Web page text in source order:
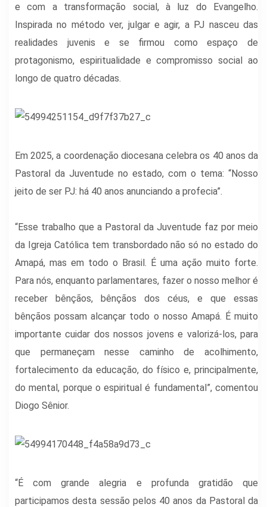
e com a transformação social, à luz do Evangelho.
Inspirada no método ver, julgar e agir, a PJ nasceu das
realidades juvenis e se firmou como espaço de
protagonismo, espiritualidade e compromisso social ao
longo de quatro décadas.
Em 2025, a coordenação diocesana celebra os 40 anos da
Pastoral da Juventude no estado, com o tema: “Nosso
jeito de ser PJ: há 40 anos anunciando a profecia”.
“Esse trabalho que a Pastoral da Juventude faz por meio
da Igreja Católica tem transbordado não só no estado do
Amapá, mas em todo o Brasil. É uma ação muito forte.
Para nós, enquanto parlamentares, fazer o nosso melhor é
receber bênçãos, bênçãos dos céus, e que essas
bênçãos possam alcançar todo o nosso Amapá. É muito
importante cuidar dos nossos jovens e valorizá-los, para
que permaneçam nesse caminho de acolhimento,
fortalecimento da educação, do físico e, principalmente,
do mental, porque o espiritual é fundamental”, comentou
Diogo Sênior.
“É com grande alegria e profunda gratidão que
participamos desta sessão pelos 40 anos da Pastoral da